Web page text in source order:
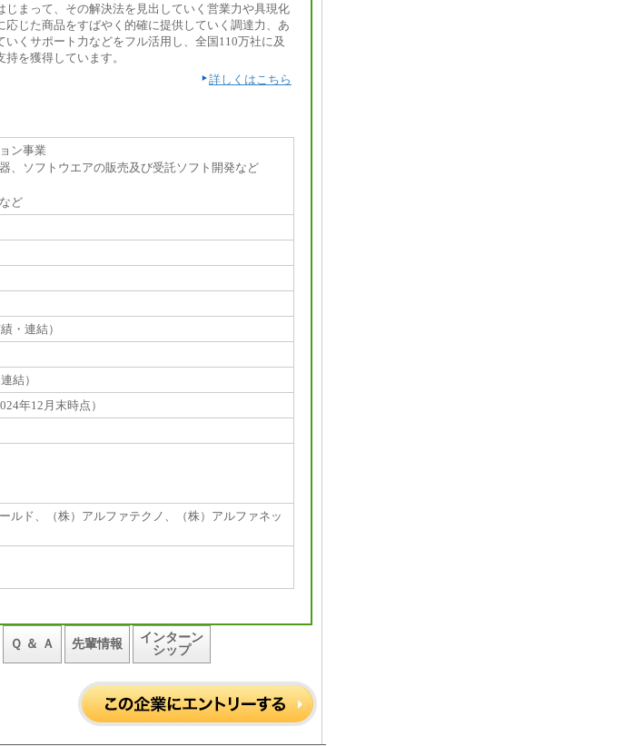
じまって、その解決法を見出していく営業力や具現化
応じた商品をすばやく的確に提供していく調達力、あ
いくサポート力などをフル活用し、全国110万社に及
と支持を獲得しています。
詳しくはこちら
ン事業
、ソフトウエアの販売及び受託ソフト開発など
ど
・連結）
結）
年12月末時点）
ルド、（株）アルファテクノ、（株）アルファネッ
Ｑ ＆ Ａ 先輩情報
インターン
シップ